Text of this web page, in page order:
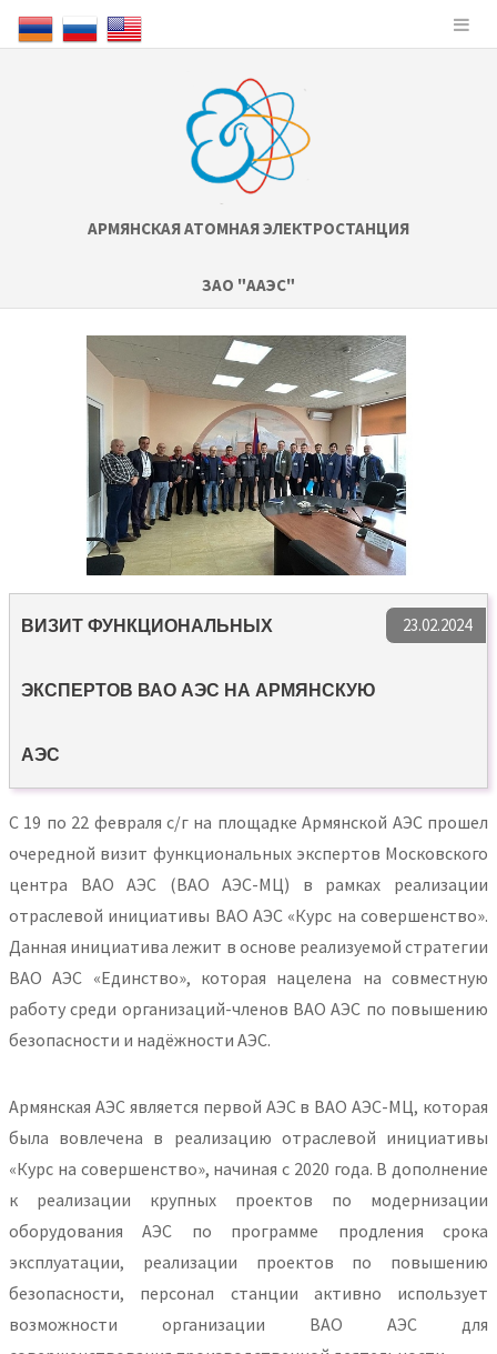
АРМЯНСКАЯ АТОМНАЯ ЭЛЕКТРОСТАНЦИЯ
ЗАО "ААЭС"
23.02.2024
ВИЗИТ ФУНКЦИОНАЛЬНЫХ
ЭКСПЕРТОВ ВАО АЭС НА АРМЯНСКУЮ
АЭС
С 19 по 22 февраля с/г на площадке Армянской АЭС прошел
очередной визит функциональных экспертов Московского
центра ВАО АЭС (ВАО АЭС-МЦ) в рамках реализации
отраслевой инициативы ВАО АЭС «Курс на совершенство».
Данная инициатива лежит в основе реализуемой стратегии
ВАО АЭС «Единство», которая нацелена на совместную
работу среди организаций-членов ВАО АЭС по повышению
безопасности и надёжности АЭС.
Армянская АЭС является первой АЭС в ВАО АЭС-МЦ, которая
была вовлечена в реализацию отраслевой инициативы
«Курс на совершенство», начиная с 2020 года. В дополнение
к реализации крупных проектов по модернизации
оборудования АЭС по программе продления срока
эксплуатации, реализации проектов по повышению
безопасности, персонал станции активно использует
возможности организации ВАО АЭС для